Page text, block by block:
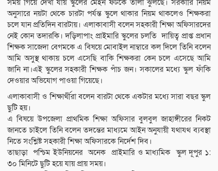
সময় গিয়ে দেখা যায় স্কুলের মেইন ফটকে তালা ঝুলছে। সরকারি নিয়ম
অনুসারে নয়টা থেকে চারটা পর্যন্ত স্কুলে থাকার নিয়ম থাকলেও শিক্ষকরা
চলে যান প্রতিদিন বারটায়। এলাকাবাসী বলেন সহকারী শিক্ষা অফিসারদের
নেই কোন তদারকি। দড়িলাপাং প্রাইমারি স্কুলের চলতি দায়িত্ব প্রাপ্ত প্রধান
শিক্ষক সাজেদা বেগমকে এ বিষয়ে মোবাইল নাম্বারে কল দিলে তিনি বলেন
আমি অসুস্থ থাকায় চলে এসেছি বাকি শিক্ষকরা কেন চলে এসেছে আমি
জানি না।এই স্কুলের সহকারী শিক্ষক পাঁচ জন। সকালের মধ্যে স্কুল ফাঁকি
দেওয়ার অভিযোগ পাওয়া গিয়েছে।
এলাকাবাসী ও শিক্ষার্থীরা বলেন বারটা থেকে একটার মধ্যে সারা বছর স্কুল
ছুটি হয়।
এ বিষয়ে উপজেলা প্রাথমিক শিক্ষা অফিসার বুলবুল জাহাঙ্গীরের নিকট
জানতে চাইলে তিনি বলেন তদন্তের মাধ্যমে আইন অনুযায়ী যথাযথ ব্যবস্থা
নিতে সংশ্লিষ্ট সহকারী শিক্ষা অফিসারকে নির্দেশ দিব।
তাছাড়া পশ্চিম ইউনিয়নের অনেক প্রাইমারি ও মাধ্যমিক স্কুল দূপুর ১:
৩০ মিনিটে ছুটি হয়ে যায় প্রায় সময়।